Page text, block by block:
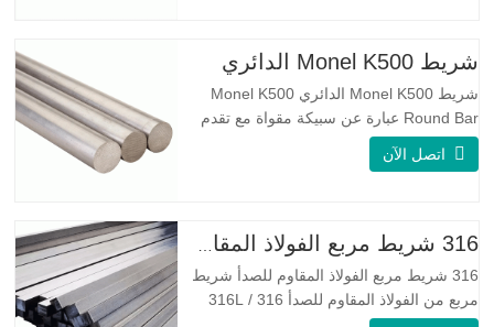
مقاومة التآكل الجيدة. تكون قيم PREN أعلى
شريط Monel K500 الدائري
شريط Monel K500 الدائري Monel K500
Round Bar عبارة عن سبيكة مقواة مع تقدم
العمر ، ويتكون تركيبتها الأساسية من عناصر
مثل النيكل والنحاس. الذي يجمع بين مقاومة
خصائص مقاومة ممتازة للتآكل. هذه الخصائص
اتصل الآن
316 شريط مربع الفولاذ المقاوم للصدأ شريط
مربع من الفولاذ المقاوم للصدأ 316 / 316L